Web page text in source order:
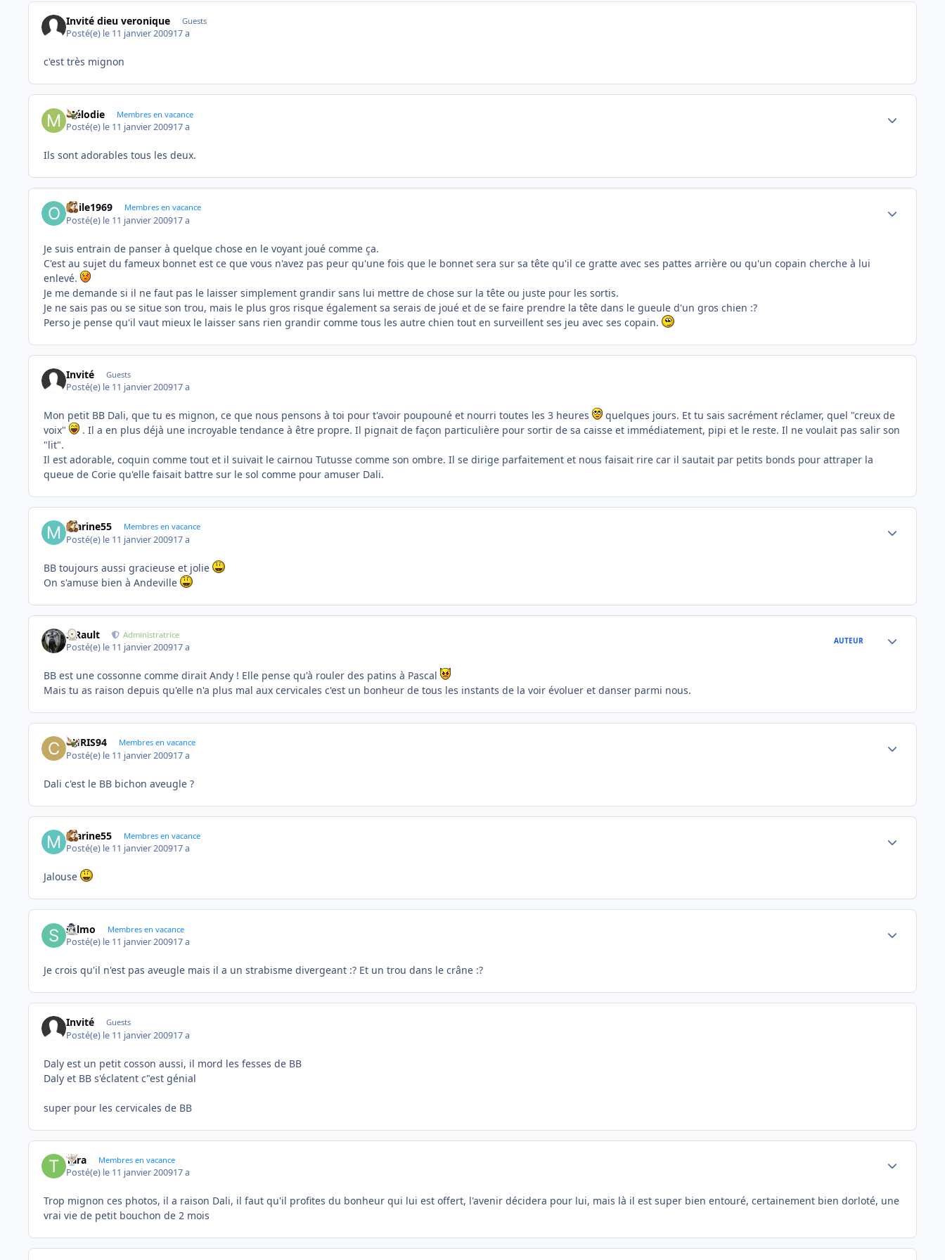
Invité dieu veronique Guests
Posté(e) le 11 janvier 200917 a
c'est très mignon
Mélodie Membres en vacance
Posté(e) le 11 janvier 200917 a
Ils sont adorables tous les deux.
odile1969 Membres en vacance
Posté(e) le 11 janvier 200917 a
Je suis entrain de panser à quelque chose en le voyant joué comme ça.
C'est au sujet du fameux bonnet est ce que vous n'avez pas peur qu'une fois que le bonnet sera sur sa tête qu'il ce gratte avec ses pattes arrière ou qu'un copain cherche à lui
enlevé.
Je me demande si il ne faut pas le laisser simplement grandir sans lui mettre de chose sur la tête ou juste pour les sortis.
Je ne sais pas ou se situe son trou, mais le plus gros risque également sa serais de joué et de se faire prendre la tête dans le gueule d'un gros chien :?
Perso je pense qu'il vaut mieux le laisser sans rien grandir comme tous les autre chien tout en surveillent ses jeu avec ses copain.
Invité Guests
Posté(e) le 11 janvier 200917 a
Mon petit BB Dali, que tu es mignon, ce que nous pensons à toi pour t'avoir poupouné et nourri toutes les 3 heures
quelques jours. Et tu sais sacrément réclamer, quel "creux de
voix"
. Il a en plus déjà une incroyable tendance à être propre. Il pignait de façon particulière pour sortir de sa caisse et immédiatement, pipi et le reste. Il ne voulait pas salir son
"lit".
Il est adorable, coquin comme tout et il suivait le cairnou Tutusse comme son ombre. Il se dirige parfaitement et nous faisait rire car il sautait par petits bonds pour attraper la
queue de Corie qu'elle faisait battre sur le sol comme pour amuser Dali.
marine55 Membres en vacance
Posté(e) le 11 janvier 200917 a
BB toujours aussi gracieuse et jolie
On s'amuse bien à Andeville
S.Rault Administratrice
Posté(e) le 11 janvier 200917 a
AUTEUR
BB est une cossonne comme dirait Andy ! Elle pense qu'à rouler des patins à Pascal
Mais tu as raison depuis qu'elle n'a plus mal aux cervicales c'est un bonheur de tous les instants de la voir évoluer et danser parmi nous.
CHRIS94 Membres en vacance
Posté(e) le 11 janvier 200917 a
Dali c'est le BB bichon aveugle ?
marine55 Membres en vacance
Posté(e) le 11 janvier 200917 a
Jalouse
sylmo Membres en vacance
Posté(e) le 11 janvier 200917 a
Je crois qu'il n'est pas aveugle mais il a un strabisme divergeant :? Et un trou dans le crâne :?
Invité Guests
Posté(e) le 11 janvier 200917 a
Daly est un petit cosson aussi, il mord les fesses de BB
Daly et BB s'éclatent c"est génial
super pour les cervicales de BB
Tara Membres en vacance
Posté(e) le 11 janvier 200917 a
Trop mignon ces photos, il a raison Dali, il faut qu'il profites du bonheur qui lui est offert, l'avenir décidera pour lui, mais là il est super bien entouré, certainement bien dorloté, une
vrai vie de petit bouchon de 2 mois